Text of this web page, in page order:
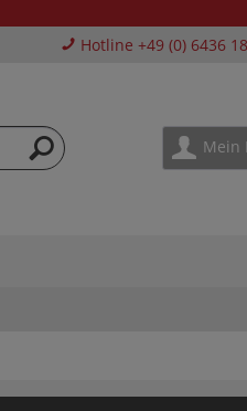
Hotline +49 (0) 6436
Mein